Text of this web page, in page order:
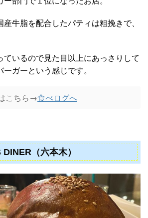
牛脂を配合したパティは粗挽きで、
ているので見た目以上にあっさりして
ガーという感じです。
こちら→食べログへ
（六本木）